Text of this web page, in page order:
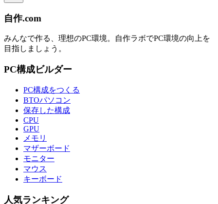
自作.com
みんなで作る、理想のPC環境。 自作ラボでPC環境の向上を
目指しましょう。
PC構成ビルダー
PC構成をつくる
BTOパソコン
保存した構成
CPU
GPU
メモリ
マザーボード
モニター
マウス
キーボード
人気ランキング